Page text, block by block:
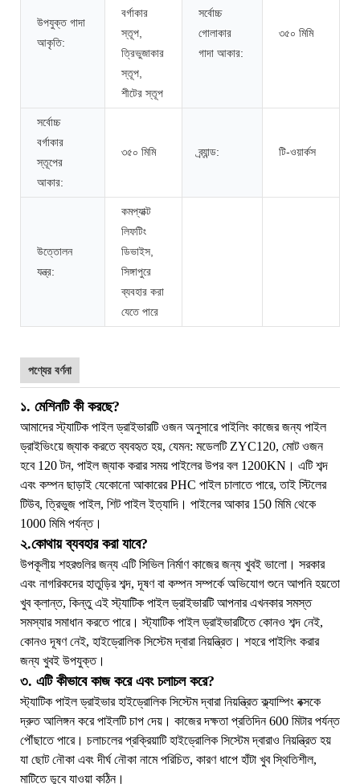
উপযুক্ত গাদা
আকৃতি:
বর্গাকার
স্তূপ,
ত্রিভুজাকার
স্তূপ,
শীটের স্তূপ
সর্বোচ্চ
গোলাকার
গাদা আকার:
৩৫০ মিমি
সর্বোচ্চ
বর্গাকার
স্তূপের
আকার:
৩৫০ মিমি ব্র্যান্ড: টি-ওয়ার্কস
উত্তোলন
যন্ত্র:
কমপ্যাক্ট
লিফটিং
ডিভাইস,
সিঙ্গাপুরে
ব্যবহার করা
যেতে পারে
পণ্যের বর্ণনা
১. মেশিনটি কী করছে?
আমাদের স্ট্যাটিক পাইল ড্রাইভারটি ওজন অনুসারে পাইলিং কাজের জন্য পাইল
ড্রাইভিংয়ে জ্যাক করতে ব্যবহৃত হয়, যেমন: মডেলটি ZYC120, মোট ওজন
হবে 120 টন, পাইল জ্যাক করার সময় পাইলের উপর বল 1200KN। এটি শব্দ
এবং কম্পন ছাড়াই যেকোনো আকারের PHC পাইল চালাতে পারে, তাই স্টিলের
টিউব, ত্রিভুজ পাইল, শিট পাইল ইত্যাদি। পাইলের আকার 150 মিমি থেকে
1000 মিমি পর্যন্ত।
২.কোথায় ব্যবহার করা যাবে?
উপকূলীয় শহরগুলির জন্য এটি সিভিল নির্মাণ কাজের জন্য খুবই ভালো। সরকার
এবং নাগরিকদের হাতুড়ির শব্দ, দূষণ বা কম্পন সম্পর্কে অভিযোগ শুনে আপনি হয়তো
খুব ক্লান্ত, কিন্তু এই স্ট্যাটিক পাইল ড্রাইভারটি আপনার এখনকার সমস্ত
সমস্যার সমাধান করতে পারে। স্ট্যাটিক পাইল ড্রাইভারটিতে কোনও শব্দ নেই,
কোনও দূষণ নেই, হাইড্রোলিক সিস্টেম দ্বারা নিয়ন্ত্রিত। শহরে পাইলিং করার
জন্য খুবই উপযুক্ত।
৩. এটি কীভাবে কাজ করে এবং চলাচল করে?
স্ট্যাটিক পাইল ড্রাইভার হাইড্রোলিক সিস্টেম দ্বারা নিয়ন্ত্রিত ক্ল্যাম্পিং বক্সকে
দ্রুত আলিঙ্গন করে পাইলটি চাপ দেয়। কাজের দক্ষতা প্রতিদিন 600 মিটার পর্যন্ত
পৌঁছাতে পারে। চলাচলের প্রক্রিয়াটি হাইড্রোলিক সিস্টেম দ্বারাও নিয়ন্ত্রিত হয়
যা ছোট নৌকা এবং দীর্ঘ নৌকা নামে পরিচিত, কারণ ধাপে হাঁটা খুব স্থিতিশীল,
মাটিতে ডুবে যাওয়া কঠিন।